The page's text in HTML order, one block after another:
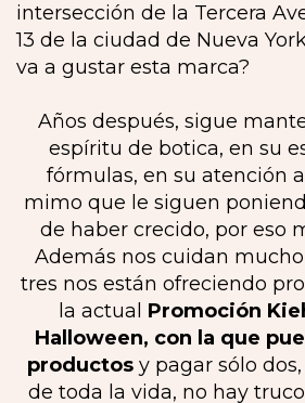
intersección de la Tercera
13 de la ciudad de Nueva
va a gustar esta marca?
Años después, sigue
espíritu de botica, en su
fórmulas, en su atención
mimo que le siguen
de haber crecido, por eso
Además nos cuidan
tres nos están ofreciendo
la actual Promoción
Halloween, con la que
productos y pagar sólo
de toda la vida, no hay